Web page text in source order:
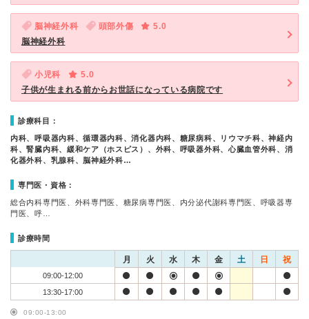
脳神経外科 頭部外傷
5.0
脳神経外科
小児科
5.0
子供が生まれる前からお世話になっている病院です
診療科目：
内科、呼吸器内科、循環器内科、消化器内科、糖尿病科、リウマチ科、神経内
科、腎臓内科、緩和ケア（ホスピス）、外科、呼吸器外科、心臓血管外科、消
化器外科、乳腺科、脳神経外科…
専門医・資格：
総合内科専門医、外科専門医、糖尿病専門医、内分泌代謝科専門医、呼吸器専
門医、呼…
診療時間
月 火 水 木 金 土 日 祝
09:00-12:00
13:30-17:00
09:00-13:00